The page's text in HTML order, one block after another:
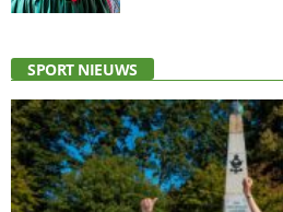
SPORT NIEUWS